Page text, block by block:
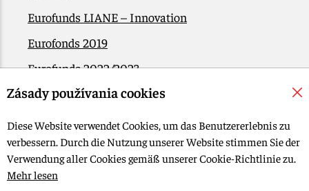
Eurofunds LIANE – Innovation
Eurofonds 2019
Eurofunds 2022/2023
EÚ Plán obnovy
Kontakt
© 2015-2026, LIANA GOLIAŠ s.r.o. Alle Rechte vorbehalten.
Cookie-Einstellungen bearbeiten
Zásady používania cookies
Diese Website verwendet Cookies, um das Benutzererlebnis zu
verbessern. Durch die Nutzung unserer Website stimmen Sie der
Verwendung aller Cookies gemäß unserer Cookie-Richtlinie zu.
Mehr lesen